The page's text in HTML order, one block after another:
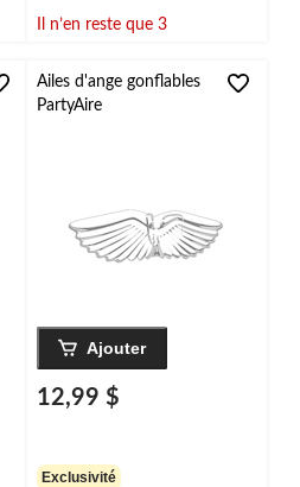
Il n’en reste que 3
Ailes d'ange gonflables
PartyAire
Ajouter
12,99 $
Exclusivité